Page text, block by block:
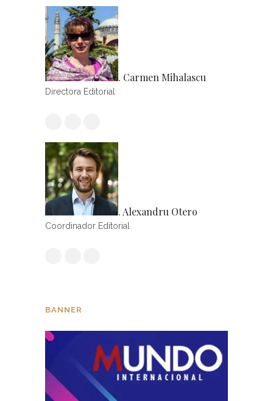
. Carmen Mihalascu
Directora Editorial
. Alexandru Otero
Coordinador Editorial
BANNER